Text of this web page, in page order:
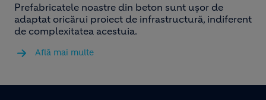
Prefabricatele noastre din beton sunt ușor de
adaptat oricărui proiect de infrastructură, indiferent
de complexitatea acestuia.
Află mai multe